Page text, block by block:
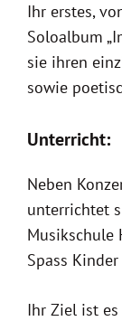
Ihr erstes,
Soloalbum
sie ihren
sowie
Unterricht:
Neben
unterrichtet
Musikschule
Spass
Ihr Ziel ist